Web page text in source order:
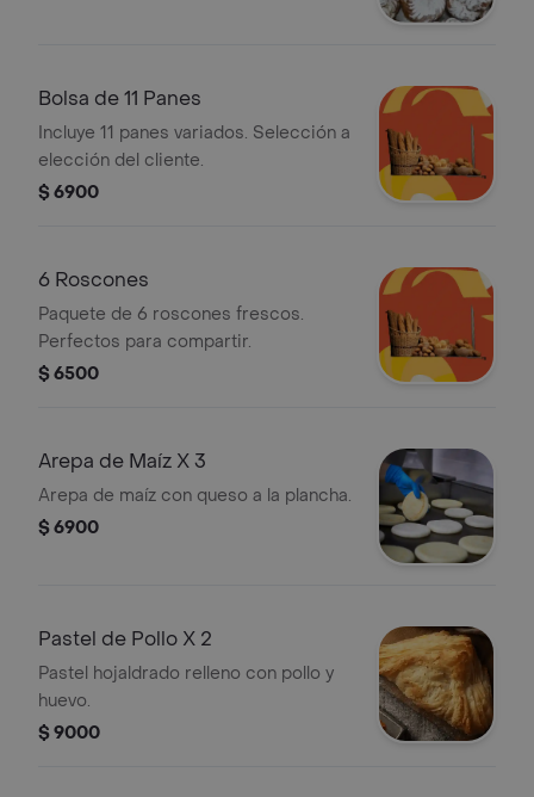
Bolsa de 11 Panes
Incluye 11 panes variados. Selección a
elección del cliente.
$ 6900
6 Roscones
Paquete de 6 roscones frescos.
Perfectos para compartir.
$ 6500
Arepa de Maíz X 3
Arepa de maíz con queso a la plancha.
$ 6900
Pastel de Pollo X 2
Pastel hojaldrado relleno con pollo y
huevo.
$ 9000